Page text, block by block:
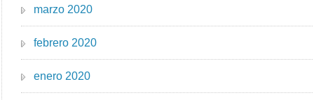
marzo 2020
febrero 2020
enero 2020